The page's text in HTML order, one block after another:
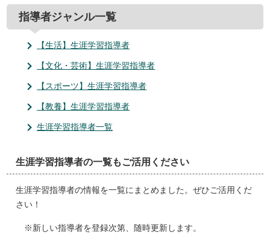
指導者ジャンル一覧
【生活】生涯学習指導者
【文化・芸術】生涯学習指導者
【スポーツ】生涯学習指導者
【教養】生涯学習指導者
生涯学習指導者一覧
生涯学習指導者の一覧もご活用ください
生涯学習指導者の情報を一覧にまとめました。ぜひご活用くだ
さい！
※新しい指導者を登録次第、随時更新します。